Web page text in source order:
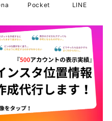
Pocket LINE